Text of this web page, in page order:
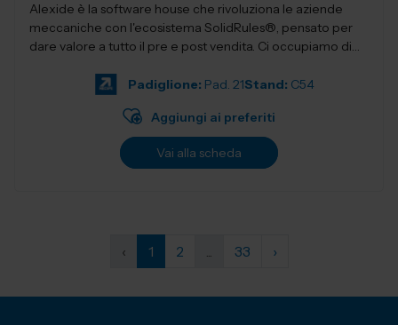
Alexide è la software house che rivoluziona le aziende
meccaniche con l'ecosistema SolidRules®, pensato per
dare valore a tutto il pre e post vendita. Ci occupiamo di
Padiglione: Pad. 21Stand: C54
Aggiungi ai preferiti
Vai alla scheda
‹ 1 2 ... 33 ›